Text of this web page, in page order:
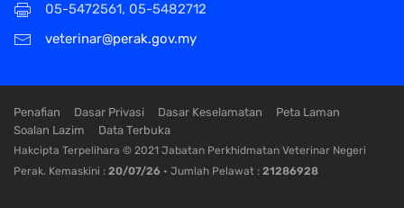
05-5472561, 05-5482712
veterinar@perak.gov.my
Penafian Dasar Privasi Dasar Keselamatan
Peta Laman
Soalan Lazim
Data Terbuka
Hakcipta Terpelihara © 2021 Jabatan Perkhidmatan Veterinar Negeri
Perak. Kemaskini : 20/07/26 • Jumlah Pelawat : 21286928